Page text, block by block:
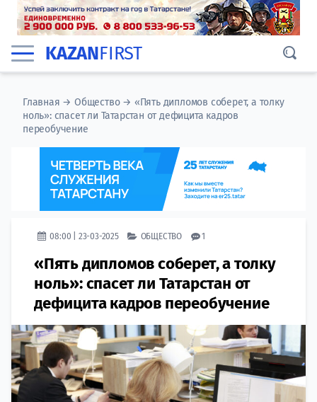
KAZANFIRST
Главная →Общество→ «Пять дипломов соберет, а толку
ноль»: спасет ли Татарстан от дефицита кадров
переобучение
08:00 | 23-03-2025 ОБЩЕСТВО 1
«Пять дипломов соберет, а толку
ноль»: спасет ли Татарстан от
дефицита кадров переобучение